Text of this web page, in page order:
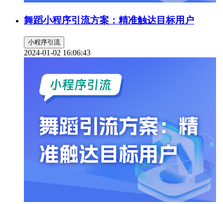
舞蹈小程序引流方案：精准触达目标用户
小程序引流
2024-01-02 16:06:43